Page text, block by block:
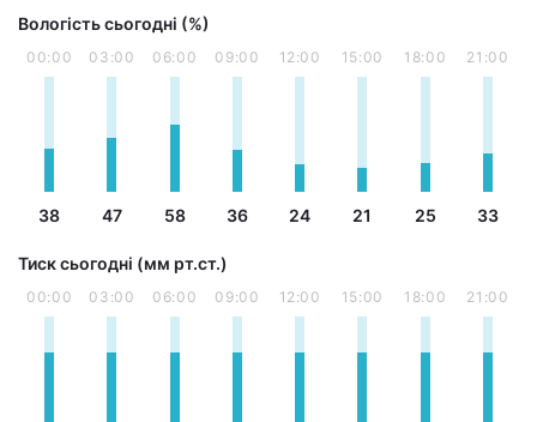
Вологість сьогодні (%)
00:00
38
03:00
47
06:00
58
09:00
36
12:00
24
15:00
21
18:00
25
21:00
33
Тиск сьогодні (мм рт.ст.)
00:00 03:00 06:00 09:00 12:00 15:00 18:00 21:00